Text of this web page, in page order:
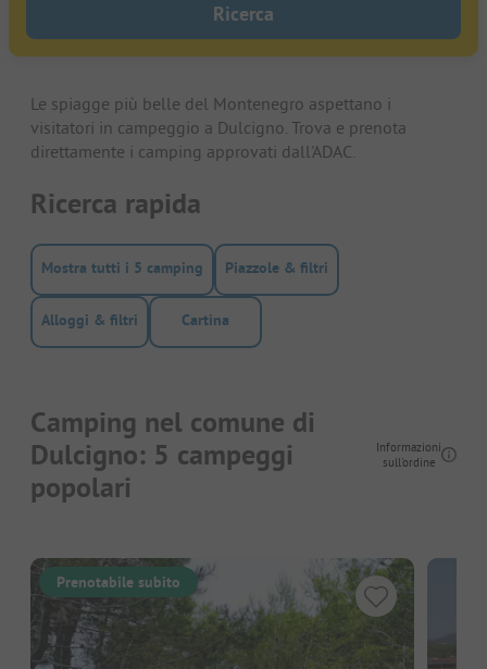
Ricerca
Le spiagge più belle del Montenegro aspettano i
visitatori in campeggio a Dulcigno. Trova e prenota
direttamente i camping approvati dall'ADAC.
Ricerca rapida
Mostra tutti i 5 camping Piazzole & filtri
Alloggi & filtri Cartina
Camping nel comune di
Dulcigno: 5 campeggi
popolari
Informazioni
sull'ordine
Prenotabile subito